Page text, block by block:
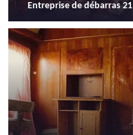
Entreprise de débarras 21